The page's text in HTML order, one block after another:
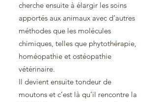
cherche ensuite à élargir les soins
apportés aux animaux avec d’autres
méthodes que les molécules
chimiques, telles que phytothérapie,
homéopathie et ostéopathie
vétérinaire.
Il devient ensuite tondeur de
moutons et c’est là qu’il rencontre la